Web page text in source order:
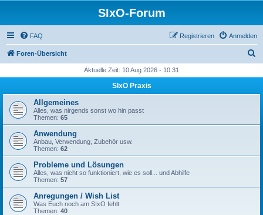
SIxO-Forum
FAQ Anmelden
Registrieren
Foren-Übersicht
h
Aktuelle Zeit: 10 Aug 2026 - 10:31
SIxO Praxis
Allgemeines
Alles, was nirgends sonst wo hin passt
Themen: 65
Anwendung
Anbau, Verwendung, Zubehör usw.
Themen: 62
Probleme und Lösungen
Alles, was nicht so funktioniert, wie es soll... und Abhilfe
Themen: 57
Anregungen / Wish List
Was Euch noch am SIxO fehlt
Themen: 40